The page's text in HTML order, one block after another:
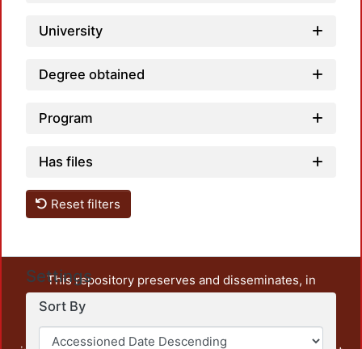
University
Degree obtained
Program
Has files
Reset filters
Settings
Sort By
This repository preserves and disseminates, in
unrestricted open access, the teaching and research
output of UAM Azcapotzalco. It also includes some
administrative and graphic documents from the